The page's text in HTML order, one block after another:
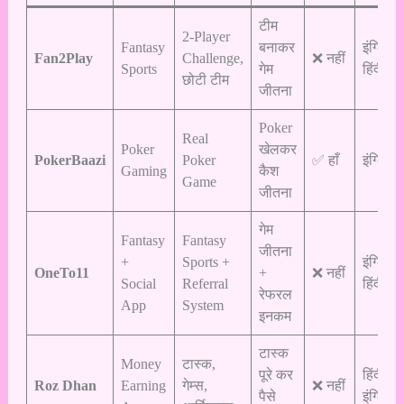
Fan2Play
Fantasy
Sports
2-Player
Challenge,
छोटी टीम
टीम
बनाकर
गेम
जीतना
❌ नहीं
इंग्लिश,
हिंदी
PokerBaazi
Poker
Gaming
Real
Poker
Game
Poker
खेलकर
कैश
जीतना
✅ हाँ इंग्लिश
OneTo11
Fantasy
+
Social
App
Fantasy
Sports +
Referral
System
गेम
जीतना
+
रेफरल
इनकम
❌ नहीं
इंग्लिश,
हिंदी
Roz Dhan
Money
Earning
टास्क,
गेम्स,
टास्क
पूरे कर
पैसे
❌ नहीं
हिंदी,
इंग्लिश